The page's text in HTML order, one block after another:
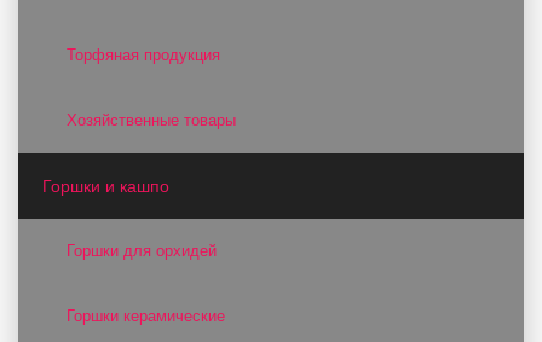
Торфяная продукция
Хозяйственные товары
Горшки и кашпо
Горшки для орхидей
Горшки керамические